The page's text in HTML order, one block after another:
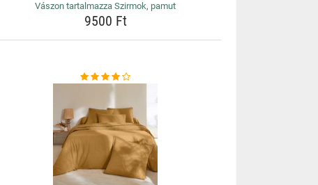
Vászon tartalmazza Szirmok, pamut
9500 Ft